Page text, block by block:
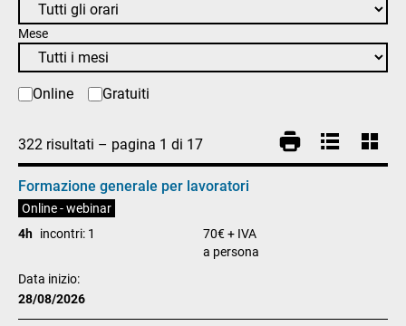
Mese
Online Gratuiti
322 risultati – pagina 1 di 17
Formazione generale per lavoratori
Online - webinar
4h incontri: 1
70€ + IVA
a persona
Data inizio:
28/08/2026